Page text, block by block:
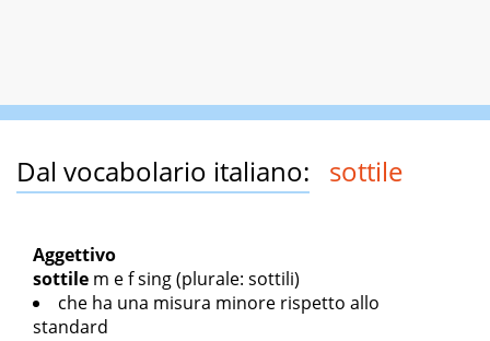
Dal vocabolario italiano: sottile
Aggettivo
sottile m ef sing(plurale: sottili)
che ha una misura minore rispetto allo
standard